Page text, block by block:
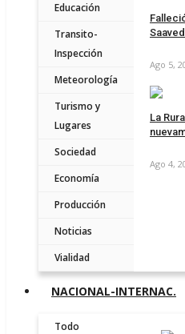
Educación
Transito-
Inspección
Meteorología
Turismo y
Lugares
Sociedad
Economía
Producción
Noticias
Vialidad
Ago 5,
La
Ago 4,
NACIONAL-INTERNAC.
Todo